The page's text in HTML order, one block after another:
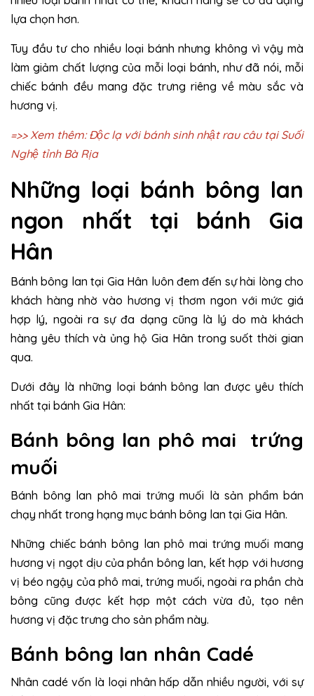
lựa chọn hơn.
Tuy đầu tư cho nhiều loại bánh nhưng không vì vậy mà
làm giảm chất lượng của mỗi loại bánh, như đã nói, mỗi
chiếc bánh đều mang đặc trưng riêng về màu sắc và
hương vị.
=>> Xem thêm: Độc lạ với bánh sinh nhật rau câu tại Suối
Nghệ tỉnh Bà Rịa
Những loại bánh bông lan
ngon nhất tại bánh Gia
Hân
Bánh bông lan tại Gia Hân luôn đem đến sự hài lòng cho
khách hàng nhờ vào hương vị thơm ngon với mức giá
hợp lý, ngoài ra sự đa dạng cũng là lý do mà khách
hàng yêu thích và ủng hộ Gia Hân trong suốt thời gian
qua.
Dưới đây là những loại bánh bông lan được yêu thích
nhất tại bánh Gia Hân:
Bánh bông lan phô mai trứng
muối
Bánh bông lan phô mai trứng muối là sản phẩm bán
chạy nhất trong hạng mục bánh bông lan tại Gia Hân.
Những chiếc bánh bông lan phô mai trứng muối mang
hương vị ngọt dịu của phần bông lan, kết hợp với hương
vị béo ngậy của phô mai, trứng muối, ngoài ra phần chà
bông cũng được kết hợp một cách vừa đủ, tạo nên
hương vị đặc trưng cho sản phẩm này.
Bánh bông lan nhân Cadé
Nhân cadé vốn là loại nhân hấp dẫn nhiều người, với sự